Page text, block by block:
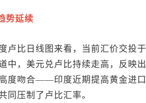
势延续
卢比日线图来看，当前汇价交投
中，美元兑卢比持续走高，反映
度吻合——印度近期提高黄金进
同压制了卢比汇率。